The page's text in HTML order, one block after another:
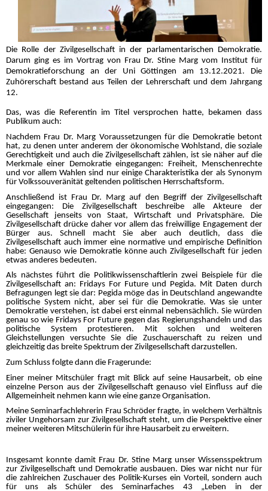
Die Rolle der Zivilgesellschaft in der parlamentarischen Demokratie.
Darum ging es im Vortrag von Frau Dr. Stine Marg vom Institut für
Demokratieforschung an der Uni Göttingen am 13.12.2021. Die
Zuhörerschaft bestand aus Teilen der Lehrerschaft und dem Jahrgang
12.
Das, was die Referentin im Titel versprochen hatte, bekamen dass
Publikum auch:
Nachdem Frau Dr. Marg Voraussetzungen für die Demokratie betont
hat, zu denen unter anderem der ökonomische Wohlstand, die soziale
Gerechtigkeit und auch die Zivilgesellschaft zählen, ist sie näher auf die
Merkmale einer Demokratie eingegangen: Freiheit, Menschenrechte
und vor allem Wahlen sind nur einige Charakteristika der als Synonym
für Volkssouveränität geltenden politischen Herrschaftsform.
Anschließend ist Frau Dr. Marg auf den Begriff der Zivilgesellschaft
eingegangen: Die Zivilgesellschaft beschreibe alle Akteure der
Gesellschaft jenseits von Staat, Wirtschaft und Privatsphäre. Die
Zivilgesellschaft drücke daher vor allem das freiwillige Engagement der
Bürger aus. Schnell macht Sie aber auch deutlich, dass die
Zivilgesellschaft auch immer eine normative und empirische Definition
habe: Genauso wie Demokratie könne auch Zivilgesellschaft für jeden
etwas anderes bedeuten.
Als nächstes führt die Politikwissenschaftlerin zwei Beispiele für die
Zivilgesellschaft an: Fridays For Future und Pegida. Mit Daten durch
Befragungen legt sie dar: Pegida möge das in Deutschland angewandte
politische System nicht, aber sei für die Demokratie. Was sie unter
Demokratie verstehen, ist dabei erst einmal nebensächlich. Sie würden
genau so wie Fridays For Future gegen das Regierungshandeln und das
politische System protestieren. Mit solchen und weiteren
Gleichstellungen versuchte Sie die Zuschauerschaft zu reizen und
gleichzeitig das breite Spektrum der Zivilgesellschaft darzustellen.
Zum Schluss folgte dann die Fragerunde:
Einer meiner Mitschüler fragt mit Blick auf seine Hausarbeit, ob eine
einzelne Person aus der Zivilgesellschaft genauso viel Einfluss auf die
Allgemeinheit nehmen kann wie eine ganze Organisation.
Meine Seminarfachlehrerin Frau Schröder fragte, in welchem Verhältnis
ziviler Ungehorsam zur Zivilgesellschaft steht, um die Perspektive einer
meiner weiteren Mitschülerin für ihre Hausarbeit zu erweitern.
Insgesamt konnte damit Frau Dr. Stine Marg unser Wissensspektrum
zur Zivilgesellschaft und Demokratie ausbauen. Dies war nicht nur für
die zahlreichen Zuschauer des Politik-Kurses ein Vorteil, sondern auch
für uns als Schüler des Seminarfaches 43 „Leben in der